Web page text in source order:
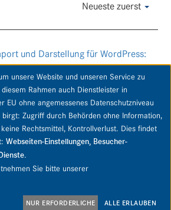
Neueste zuerst
und Darstellung für WordPress:
GmbH & Co. KG. Alle Rechte vorbehalten.
unsere Website und unseren Service zu
Rahmen auch Dienstleister in
EU ohne angemessenes Datenschutzniveau
birgt: Zugriff durch Behörden ohne Information,
Rechtsmittel, Kontrollverlust. Dies findet
Webseiten-Einstellungen, Besucher-
.
Sie bitte unserer
NUR ERFORDERLICHE ALLE ERLAUBEN